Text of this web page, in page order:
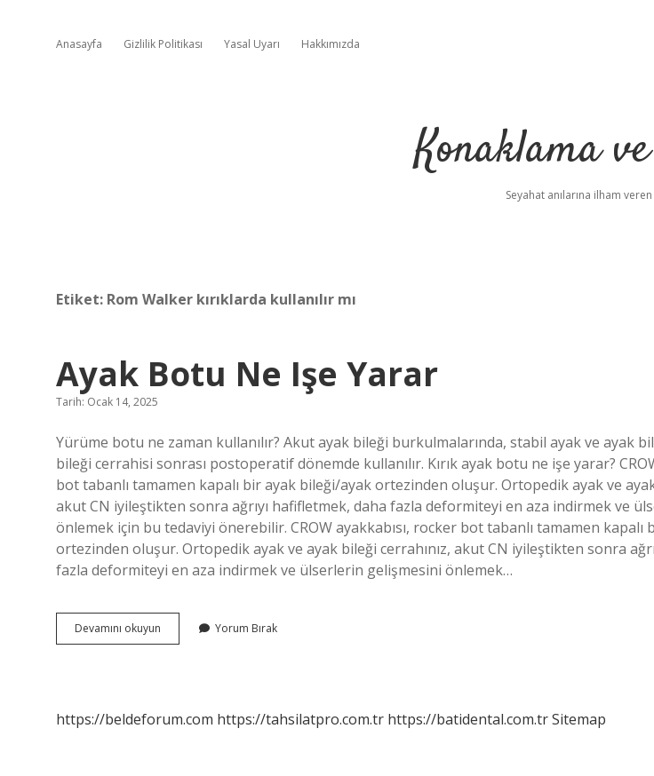
Anasayfa Gizlilik Politikası Yasal Uyarı Hakkımızda
Konaklama
Seyahat anılarına ilham
Etiket: Rom Walker kırıklarda kullanılır mı
Ayak Botu Ne Işe Yarar
Tarih: Ocak 14, 2025
Yürüme botu ne zaman kullanılır? Akut ayak bileği burkulmalarında, stabil ayak ve ayak
bileği cerrahisi sonrası postoperatif dönemde kullanılır. Kırık ayak botu ne işe yarar?
bot tabanlı tamamen kapalı bir ayak bileği/ayak ortezinden oluşur. Ortopedik ayak ve
akut CN iyileştikten sonra ağrıyı hafifletmek, daha fazla deformiteyi en aza indirmek ve
önlemek için bu tedaviyi önerebilir. CROW ayakkabısı, rocker bot tabanlı tamamen kapalı
ortezinden oluşur. Ortopedik ayak ve ayak bileği cerrahınız, akut CN iyileştikten sonra
fazla deformiteyi en aza indirmek ve ülserlerin gelişmesini önlemek…
Devamını okuyun
Botu
Yorum Bırak
https://beldeforum.com https://tahsilatpro.com.tr https://batidental.com.trSitemap